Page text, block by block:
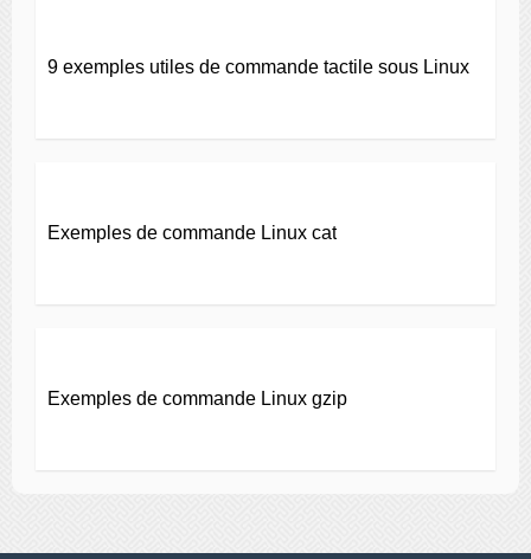
9 exemples utiles de commande tactile sous Linux
Exemples de commande Linux cat
Exemples de commande Linux gzip